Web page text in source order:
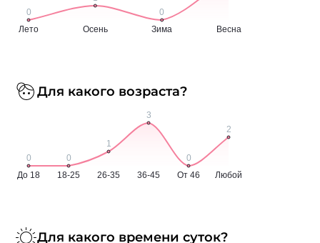
Для какого возраста?
Для какого времени суток?